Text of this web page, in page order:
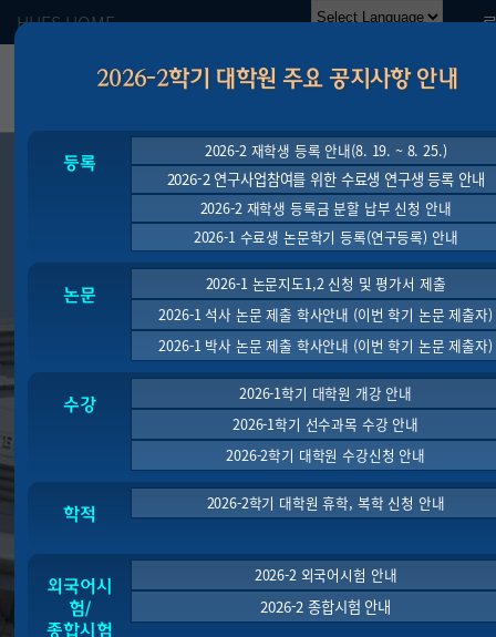
HUFS HOME
일반대학원
THE GRADUATE SCHOOL
2026-2학기 대학원 주요 공지사항 안내
등록
2026-2 재학생 등록 안내(8. 19. ~ 8. 25.)
2026-2 연구사업참여를 위한 수료생 연구생 등록 안내
2026-2 재학생 등록금 분할 납부 신청 안내
2026-1 수료생 논문학기 등록(연구등록) 안내
논문
2026-1 논문지도1,2 신청 및 평가서 제출
2026-1 석사 논문 제출 학사안내 (이번 학기 논문 제출자)
2026-1 박사 논문 제출 학사안내 (이번 학기 논문 제출자)
수강
2026-1학기 대학원 개강 안내
2026-1학기 선수과목 수강 안내
2026-2학기 대학원 수강신청 안내
학적
2026-2학기 대학원 휴학, 복학 신청 안내
외국어시
험/
종합시험
2026-2 외국어시험 안내
2026-2 종합시험 안내